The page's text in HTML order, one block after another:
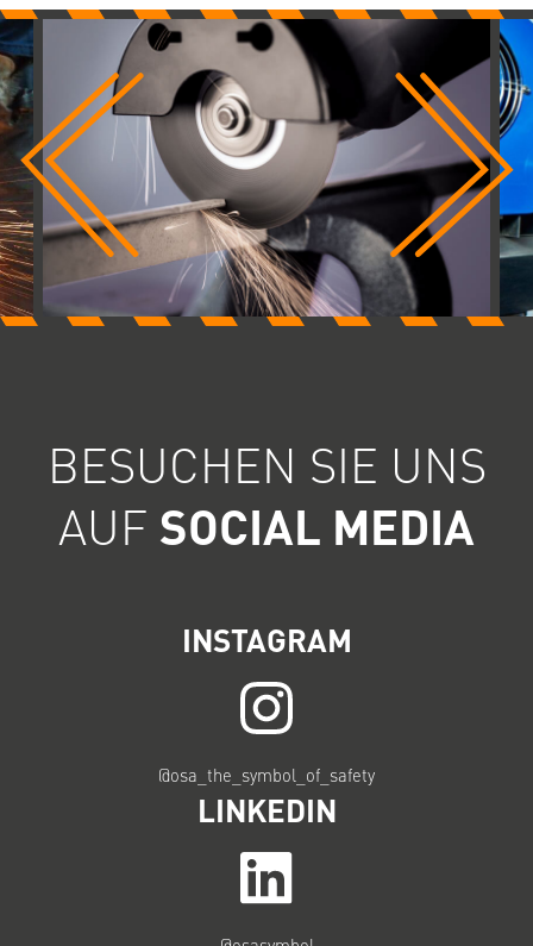
BESUCHEN SIE UNS
AUF SOCIAL MEDIA
INSTAGRAM
@osa_the_symbol_of_safety
LINKEDIN